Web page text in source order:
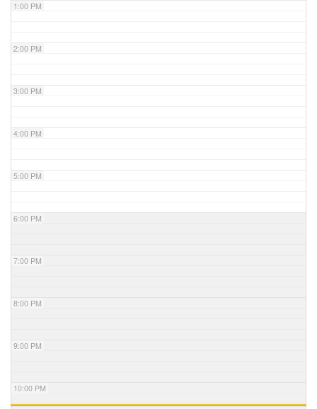
1:00 PM
2:00 PM
3:00 PM
4:00 PM
5:00 PM
6:00 PM
7:00 PM
8:00 PM
9:00 PM
10:00 PM